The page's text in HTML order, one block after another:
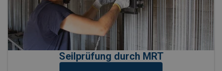
Seilprüfung durch MRT